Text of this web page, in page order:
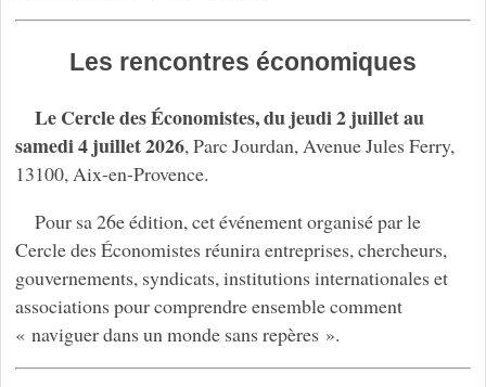
Les rencontres économiques
Le Cercle des Économistes, du jeudi 2 juillet au
samedi 4 juillet 2026, Parc Jourdan, Avenue Jules Ferry,
13100, Aix-en-Provence.
Pour sa 26e édition, cet événement organisé par le
Cercle des Économistes réunira entreprises, chercheurs,
gouvernements, syndicats, institutions internationales et
associations pour comprendre ensemble comment
« naviguer dans un monde sans repères ».